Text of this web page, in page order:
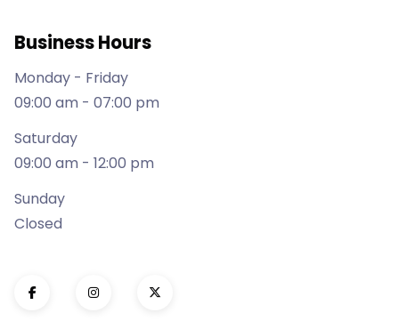
Business Hours
Monday - Friday
09:00 am - 07:00 pm
Saturday
09:00 am - 12:00 pm
Sunday
Closed